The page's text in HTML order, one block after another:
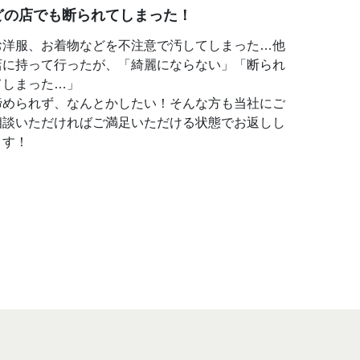
の店でも断られてしまった！
洋服、お着物などを不注意で汚してしまった…他
持って行ったが、「綺麗にならない」「断られ
まった…」
られず、なんとかしたい！そんな方も当社にご
いただければご満足いただける状態でお返しし
！